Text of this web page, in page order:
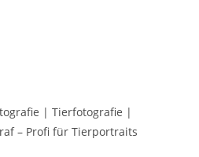
| Tierfotografie |
– Profi für Tierportraits